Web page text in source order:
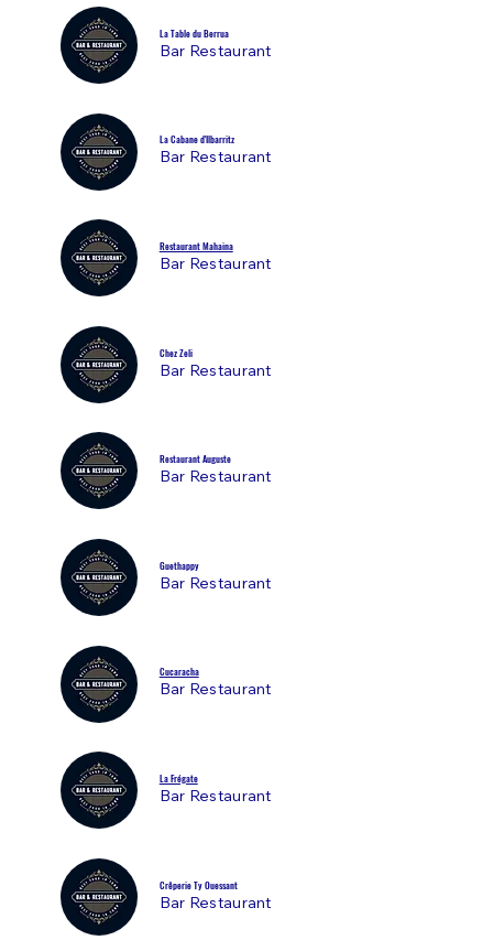
La Table du Berrua
Bar Restaurant
La Cabane d'Ilbarritz
Bar Restaurant
Restaurant Mahaina
Bar Restaurant
Chez Zeli
Bar Restaurant
Restaurant Auguste
Bar Restaurant
Guethappy
Bar Restaurant
Cucaracha
Bar Restaurant
La Frégate
Bar Restaurant
Crêperie Ty Ouessant
Bar Restaurant